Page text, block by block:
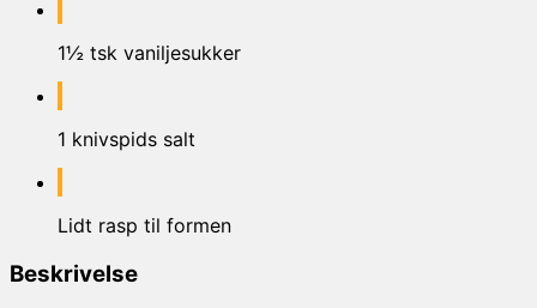
1½ tsk vaniljesukker
1 knivspids salt
Lidt rasp til formen
Beskrivelse